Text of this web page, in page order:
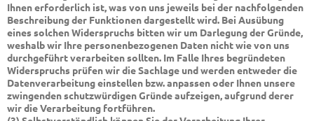
Ihnen erforderlich ist, was von uns jeweils bei der nachfolgenden
Beschreibung der Funktionen dargestellt wird. Bei Ausübung
eines solchen Widerspruchs bitten wir um Darlegung der Gründe,
weshalb wir Ihre personenbezogenen Daten nicht wie von uns
durchgeführt verarbeiten sollten. Im Falle Ihres begründeten
Widerspruchs prüfen wir die Sachlage und werden entweder die
Datenverarbeitung einstellen bzw. anpassen oder Ihnen unsere
zwingenden schutzwürdigen Gründe aufzeigen, aufgrund derer
wir die Verarbeitung fortführen.